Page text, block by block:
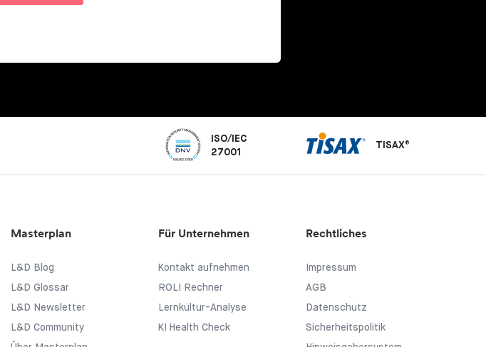
ISO/IEC
27001
TISAX®
Masterplan
L&D Blog
L&D Glossar
L&D Newsletter
L&D Community
Für Unternehmen
Kontakt aufnehmen
ROLI Rechner
Lernkultur-Analyse
KI Health Check
Rechtliches
Impressum
AGB
Datenschutz
Sicherheitspolitik